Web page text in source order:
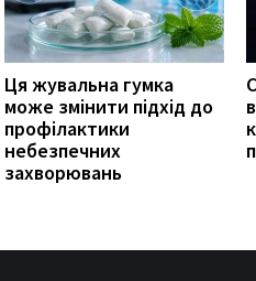
Ця жувальна гумка
може змінити підхід до
профілактики
небезпечних
захворювань